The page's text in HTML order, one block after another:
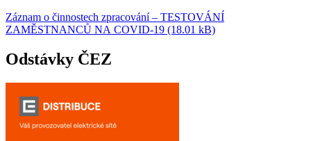
Záznam o činnostech zpracování – TESTOVÁNÍ
ZAMĚSTNANCŮ NA COVID-19 (18.01 kB)
Odstávky ČEZ